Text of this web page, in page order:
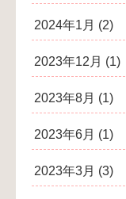
2024年1月 (2)
2023年12月 (1)
2023年8月 (1)
2023年6月 (1)
2023年3月 (3)